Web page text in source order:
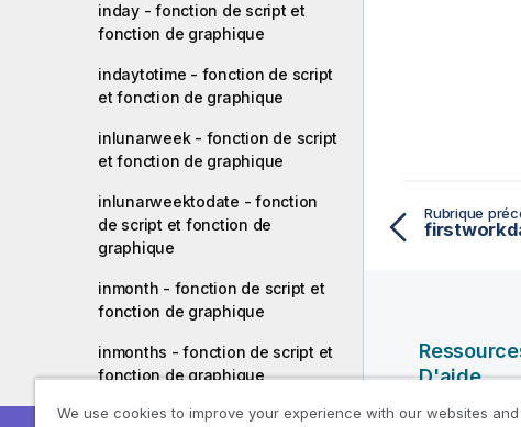
inday - fonction de script et
fonction de graphique
indaytotime - fonction de script
et fonction de graphique
inlunarweek - fonction de script
et fonction de graphique
inlunarweektodate - fonction
de script et fonction de
graphique
inmonth - fonction de script et
fonction de graphique
inmonths - fonction de script et
fonction de graphique
inmonthstodate - fonction de
Rubrique
D'aide
Vidéos Qlik
We use cookies to improve your experience with our websites and